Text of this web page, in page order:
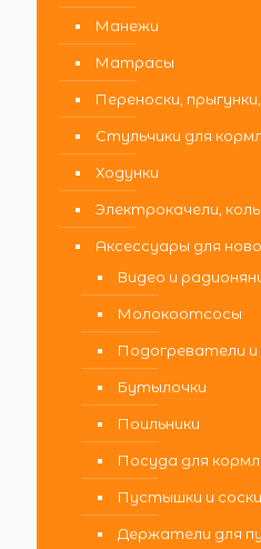
Манежи
Матрасы
Переноски,
Стульчики для
Ходунки
Электрокачели,
Аксессуары для
Видео и
Молокоотсосы
Подогреватели
Бутылочки
Поильники
Посуда для
Пустышки и соски
Держатели для